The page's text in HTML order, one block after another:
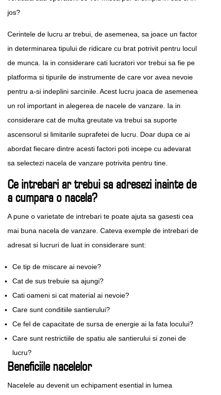
jos?
Cerintele de lucru ar trebui, de asemenea, sa joace un factor
in determinarea tipului de ridicare cu brat potrivit pentru locul
de munca. Ia in considerare cati lucratori vor trebui sa fie pe
platforma si tipurile de instrumente de care vor avea nevoie
pentru a-si indeplini sarcinile. Acest lucru joaca de asemenea
un rol important in alegerea de nacele de vanzare. Ia in
considerare cat de multa greutate va trebui sa suporte
ascensorul si limitarile suprafetei de lucru. Doar dupa ce ai
abordat fiecare dintre acesti factori poti incepe cu adevarat
sa selectezi nacela de vanzare potrivita pentru tine.
Ce intrebari ar trebui sa adresezi inainte de
a cumpara o nacela?
A pune o varietate de intrebari te poate ajuta sa gasesti cea
mai buna nacela de vanzare. Cateva exemple de intrebari de
adresat si lucruri de luat in considerare sunt:
Ce tip de miscare ai nevoie?
Cat de sus trebuie sa ajungi?
Cati oameni si cat material ai nevoie?
Care sunt conditiile santierului?
Ce fel de capacitate de sursa de energie ai la fata locului?
Care sunt restrictiile de spatiu ale santierului si zonei de
lucru?
Beneficiile nacelelor
Nacelele au devenit un echipament esential in lumea